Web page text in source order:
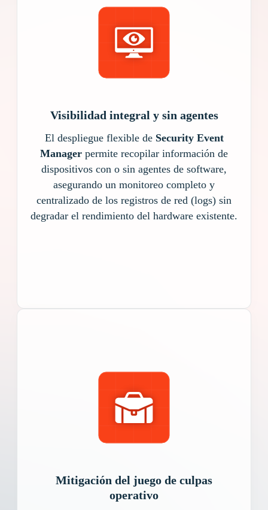
Visibilidad integral y sin agentes
El despliegue flexible de Security Event
Manager permite recopilar información de
dispositivos con o sin agentes de software,
asegurando un monitoreo completo y
centralizado de los registros de red (logs) sin
degradar el rendimiento del hardware existente.
Mitigación del juego de culpas
operativo